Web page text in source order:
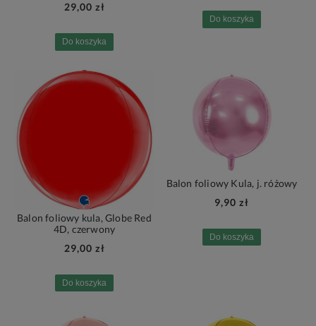
29,00 zł
Do koszyka
Do koszyka
Balon foliowy kula, Globe Red
4D, czerwony
29,00 zł
Do koszyka
Balon foliowy Kula, j. różowy
9,90 zł
Do koszyka